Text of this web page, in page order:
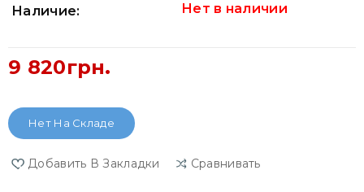
Наличие: Нет в наличии
9 820грн.
Нет На Складе
Добавить В Закладки Сравнивать